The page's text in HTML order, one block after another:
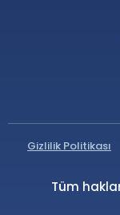
Gizlilik Politikası
Tüm